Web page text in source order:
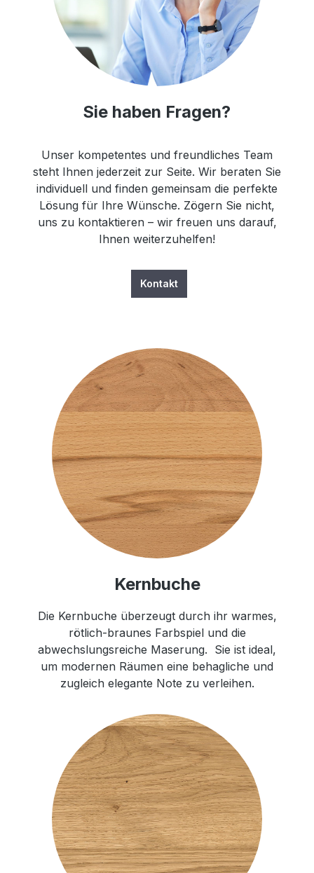
Sie haben Fragen?
Unser kompetentes und freundliches Team
steht Ihnen jederzeit zur Seite. Wir beraten Sie
individuell und finden gemeinsam die perfekte
Lösung für Ihre Wünsche. Zögern Sie nicht,
uns zu kontaktieren – wir freuen uns darauf,
Ihnen weiterzuhelfen!
Kontakt
Kernbuche
Die Kernbuche überzeugt durch ihr warmes,
rötlich-braunes Farbspiel und die
abwechslungsreiche Maserung. Sie ist ideal,
um modernen Räumen eine behagliche und
zugleich elegante Note zu verleihen.